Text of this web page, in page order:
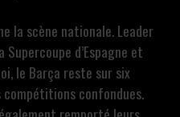
la scène nationale. Leader
d’Espagne et
le Barça reste sur six
confondues.